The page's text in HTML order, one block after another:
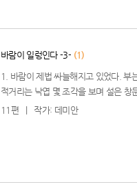
바람이 일렁인다 -3- (1)
1. 바람이 제법 싸늘해지고 있었다. 부
적거리는 낙엽 몇 조각을 보며 설은 창
11편
작가: 데미안